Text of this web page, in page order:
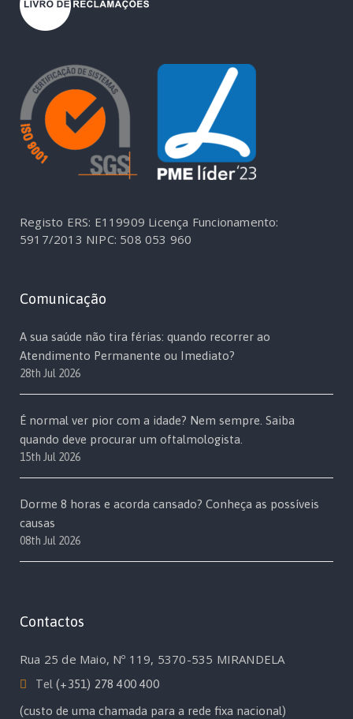
Registo ERS: E119909 Licença Funcionamento:
5917/2013 NIPC: 508 053 960
Comunicação
A sua saúde não tira férias: quando recorrer ao
Atendimento Permanente ou Imediato?
28th Jul 2026
É normal ver pior com a idade? Nem sempre. Saiba
quando deve procurar um oftalmologista.
15th Jul 2026
Dorme 8 horas e acorda cansado? Conheça as possíveis
causas
08th Jul 2026
Contactos
Rua 25 de Maio, Nº 119, 5370-535 MIRANDELA
Tel(+351) 278 400 400
(custo de uma chamada para a rede fixa nacional)